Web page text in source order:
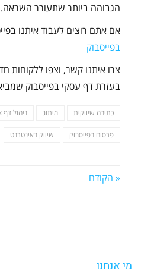
הגבוהה ביותר שתעורר השראה.
אם אתם רוצים לעבוד איתנו
בפייסבוק
צרו איתנו קשר, וצפו ללקוחות
בעזרת דף עסקי בפייסבוק
כתיבה שיווקית מיתוג ניהול דף Facebook
פרסום בפייסבוק שיווק באינטרנט
« הקודם
מי אנחנו